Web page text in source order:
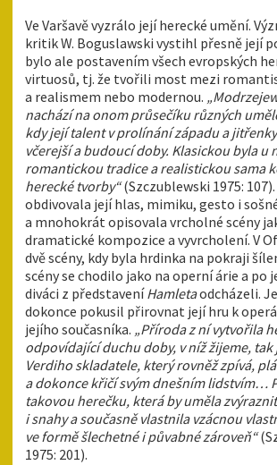
Ve Varšavě vyzrálo její herecké umění.
kritik W. Boguslawski vystihl přesně její
bylo ale postavením všech evropských
virtuosů, tj. že tvořili most mezi
a realismem nebo modernou.
nachází na onom průsečíku různých
kdy její talent v prolínání západu a
včerejší a budoucí doby. Klasickou byla u
romantickou tradice a realistickou sama
herecké tvorby“(Szczublewski 1975:
obdivovala její hlas, mimiku, gesto i
a mnohokrát opisovala vrcholné scény
dramatické kompozice a vyvrcholení. V
dvě scény, kdy byla hrdinka na pokraji
scény se chodilo jako na operní árie a po
diváci z představeníHamletaodcházeli.
dokonce pokusil přirovnat její hru k
jejího současníka. „Příroda z ní vytvořila
odpovídající duchu doby, v níž žijeme,
Verdiho skladatele, který rovněž zpívá,
a dokonce křičí svým dnešním lidstvím…
takovou herečku, která by uměla
i snahy a současně vlastnila vzácnou
ve formě šlechetné i půvabné zároveň“
1975: 201).